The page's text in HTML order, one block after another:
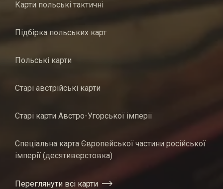
Карти польські тактичні
Підбірка польських карт
Польські карти
Старі австрійські карти
Старі карти Австро-Угорської імперії
Спеціальна карта Європейської частини російської
імперії (десятиверстовка)
Переглянути всі карти